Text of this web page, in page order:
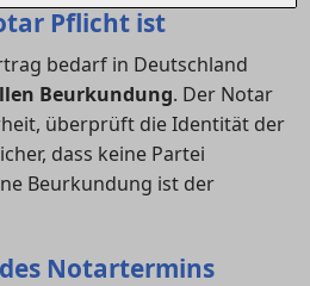
Pflicht ist
bedarf in Deutschland
Beurkundung. Der Notar
überprüft die Identität der
dass keine Partei
Beurkundung ist der
Notartermins